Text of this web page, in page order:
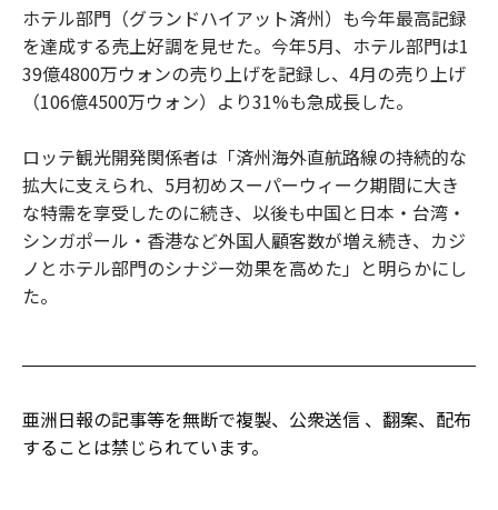
ホテル部門（グランドハイアット済州）も今年最高記録
を達成する売上好調を見せた。今年5月、ホテル部門は1
39億4800万ウォンの売り上げを記録し、4月の売り上げ
（106億4500万ウォン）より31%も急成長した。
ロッテ観光開発関係者は「済州海外直航路線の持続的な
拡大に支えられ、5月初めスーパーウィーク期間に大き
な特需を享受したのに続き、以後も中国と日本・台湾・
シンガポール・香港など外国人顧客数が増え続き、カジ
ノとホテル部門のシナジー効果を高めた」と明らかにし
た。
亜洲日報の記事等を無断で複製、公衆送信 、翻案、配布
することは禁じられています。